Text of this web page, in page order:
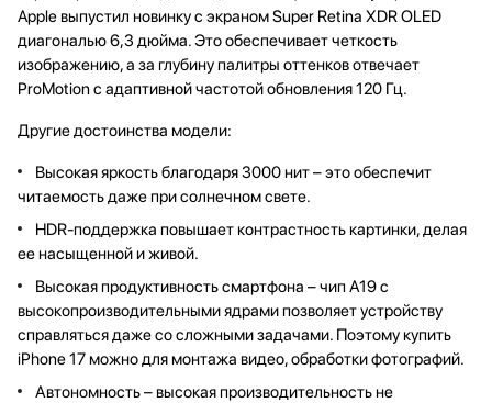
Apple выпустил новинку с экраном Super Retina XDR OLED
диагональю 6,3 дюйма. Это обеспечивает четкость
изображению, а за глубину палитры оттенков отвечает
ProMotion с адаптивной частотой обновления 120 Гц.
Другие достоинства модели:
Высокая яркость благодаря 3000 нит – это обеспечит
читаемость даже при солнечном свете.
HDR-поддержка повышает контрастность картинки, делая
ее насыщенной и живой.
Высокая продуктивность смартфона – чип А19 с
высокопроизводительными ядрами позволяет устройству
справляться даже со сложными задачами. Поэтому купить
iPhone 17 можно для монтажа видео, обработки фотографий.
Автономность – высокая производительность не